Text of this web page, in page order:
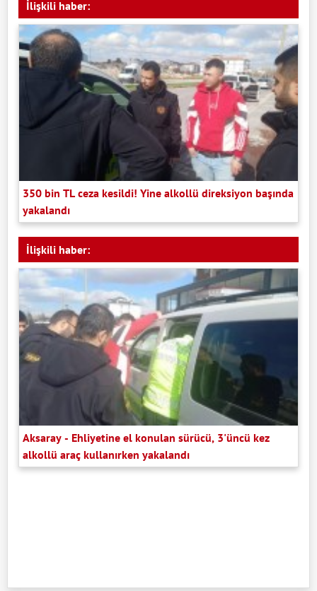
İlişkili haber:
350 bin TL ceza kesildi! Yine alkollü direksiyon başında
yakalandı
İlişkili haber:
Aksaray - Ehliyetine el konulan sürücü, 3'üncü kez
alkollü araç kullanırken yakalandı